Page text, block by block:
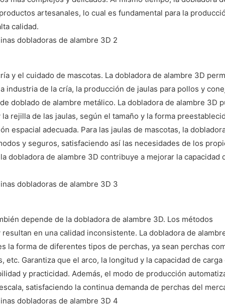
artesanales, lo cual es fundamental para la
calidad.
y el cuidado de mascotas. La dobladora de alambre 3D
industria de la cría, la producción de jaulas para pollos y
doblado de alambre metálico. La dobladora de alambre 3D
rejilla de las jaulas, según el tamaño y la forma
espacial adecuada. Para las jaulas de mascotas, la
y seguros, satisfaciendo así las necesidades de los
dobladora de alambre 3D contribuye a mejorar la capacidad
depende de la dobladora de alambre 3D. Los métodos
en una calidad inconsistente. La dobladora de
la forma de diferentes tipos de perchas, ya sean perchas
Garantiza que el arco, la longitud y la capacidad de carga
y practicidad. Además, el modo de producción
satisfaciendo la continua demanda de perchas del